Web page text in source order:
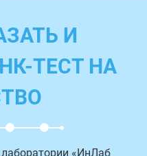
И
ТЕСТ НА
«ИнЛаб